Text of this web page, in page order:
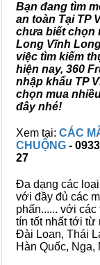
Bạn đang tìm
an toàn Tại TP
chưa biết chọn
Long Vĩnh
việc tìm kiếm
hiện nay, 360
nhập khẩu TP
chọn mua
đây nhé!
Xem tại: CÁC
CHUỘNG -
27
Đa dạng các
với đầy đủ các
phấn...... với
tín tốt nhất tới từ
Đài Loan, Thái
Hàn Quốc, Nga,